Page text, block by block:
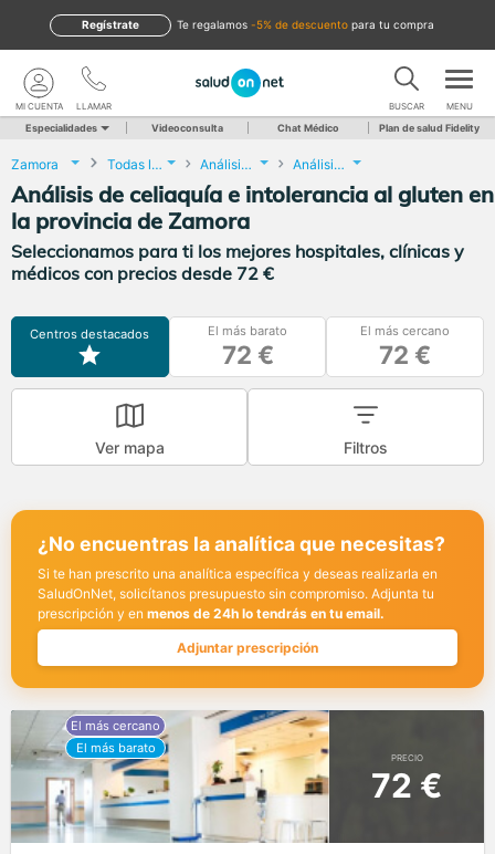
te regalamos -5% de descuento para tu compra
Regístrate
LLAMAR
MI CUENTA BUSCAR MENU
Especialidades Videoconsulta Chat Médico Plan de salud Fidelity
Zamora Todas las localidades Análisis Clínicos Análisis de celiaquía e intolerancia al gluten
Análisis de celiaquía e intolerancia al gluten en
la provincia de Zamora
Seleccionamos para ti los mejores hospitales, clínicas y
médicos con precios desde 72 €
Centros destacados El más barato
72 €
El más cercano
72 €
Ver mapa Filtros
¿No encuentras la analítica que necesitas?
Si te han prescrito una analítica específica y deseas realizarla en
SaludOnNet, solicítanos presupuesto sin compromiso. Adjunta tu
prescripción y en menos de 24h lo tendrás en tu email.
Adjuntar prescripción
PRECIO
72 €